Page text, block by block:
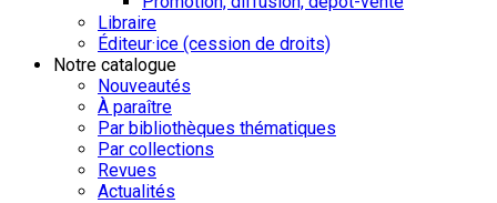
Libraire
Éditeur·ice (cession de droits)
Notre catalogue
Nouveautés
À paraître
Par bibliothèques thématiques
Par collections
Revues
Actualités